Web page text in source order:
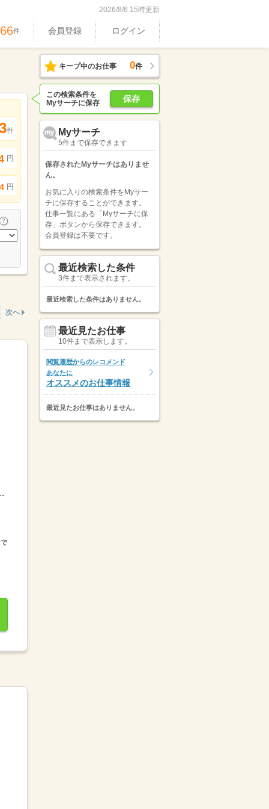
2026/8/6 15時更新
件 会員登録 ログイン
件
円
円
次へ
：00～18：00など※...
キープ中のお仕事 0件
保存
この検索条件を
Myサーチに保存
Myサーチ
5件まで保存できます
保存されたMyサーチはありませ
ん。
お気に入りの検索条件をMyサー
チに保存することができます。
仕事一覧にある「Myサーチに保
存」ボタンから保存できます。
会員登録は不要です。
最近検索した条件
3件まで表示されます。
最近検索した条件はありません。
最近見たお仕事
10件まで表示します。
閲覧履歴からのレコメンド
あなたに
オススメのお仕事情報
最近見たお仕事はありません。